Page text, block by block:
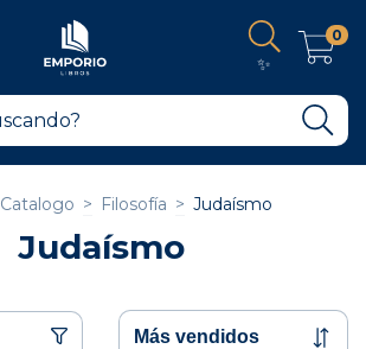
✨
0
Catalogo > Filosofía > Judaísmo
Judaísmo